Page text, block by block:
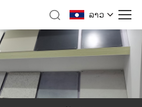
ລາວ